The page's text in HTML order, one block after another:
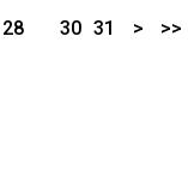
28
30 31 > >>